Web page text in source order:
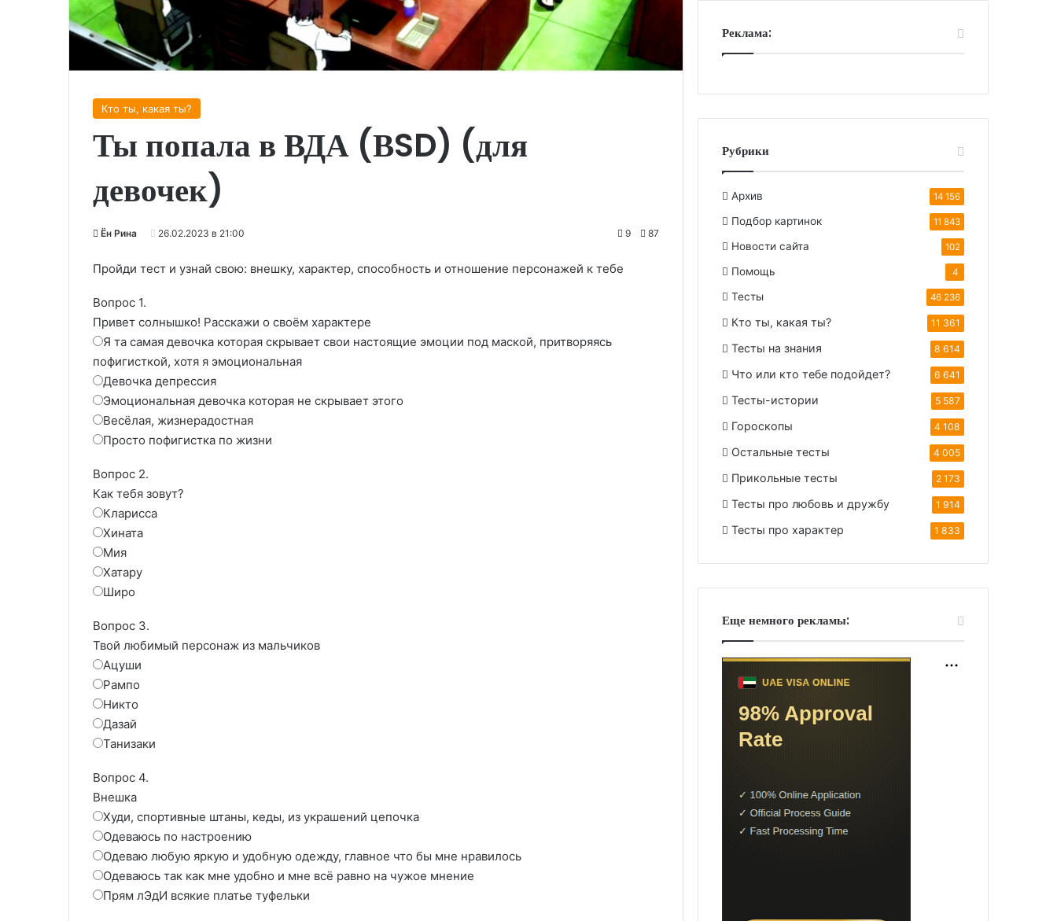
Кто ты, какая ты?
Ты попала в ВДА (ВSD) (для
девочек)
Ён Рина 26.02.2023 в 21:00 9 87
Пройди тест и узнай свою: внешку, характер, способность и отношение персонажей к тебе
Вопрос 1.
Привет солнышко! Расскажи о своём характере
Я та самая девочка которая скрывает свои настоящие эмоции под маской, притворяясь
пофигисткой, хотя я эмоциональная
Девочка депрессия
Эмоциональная девочка которая не скрывает этого
Весёлая, жизнерадостная
Просто пофигистка по жизни
Вопрос 2.
Как тебя зовут?
Кларисса
Хината
Мия
Хатару
Широ
Вопрос 3.
Твой любимый персонаж из мальчиков
Ацуши
Рампо
Никто
Дазай
Танизаки
Вопрос 4.
Внешка
Худи, спортивные штаны, кеды, из украшений цепочка
Одеваюсь по настроению
Одеваю любую яркую и удобную одежду, главное что бы мне нравилось
Одеваюсь так как мне удобно и мне всё равно на чужое мнение
Прям лЭдИ всякие платье туфельки
Реклама:
Рубрики
Архив 14 156
Подбор картинок 11 843
Новости сайта 102
Помощь 4
Тесты 46 236
Кто ты, какая ты? 11 361
Тесты на знания 8 614
Что или кто тебе подойдет? 6 641
Тесты-истории 5 587
Гороскопы 4 108
Остальные тесты 4 005
Прикольные тесты 2 173
Тесты про любовь и дружбу 1 914
Тесты про характер 1 833
Еще немного рекламы: